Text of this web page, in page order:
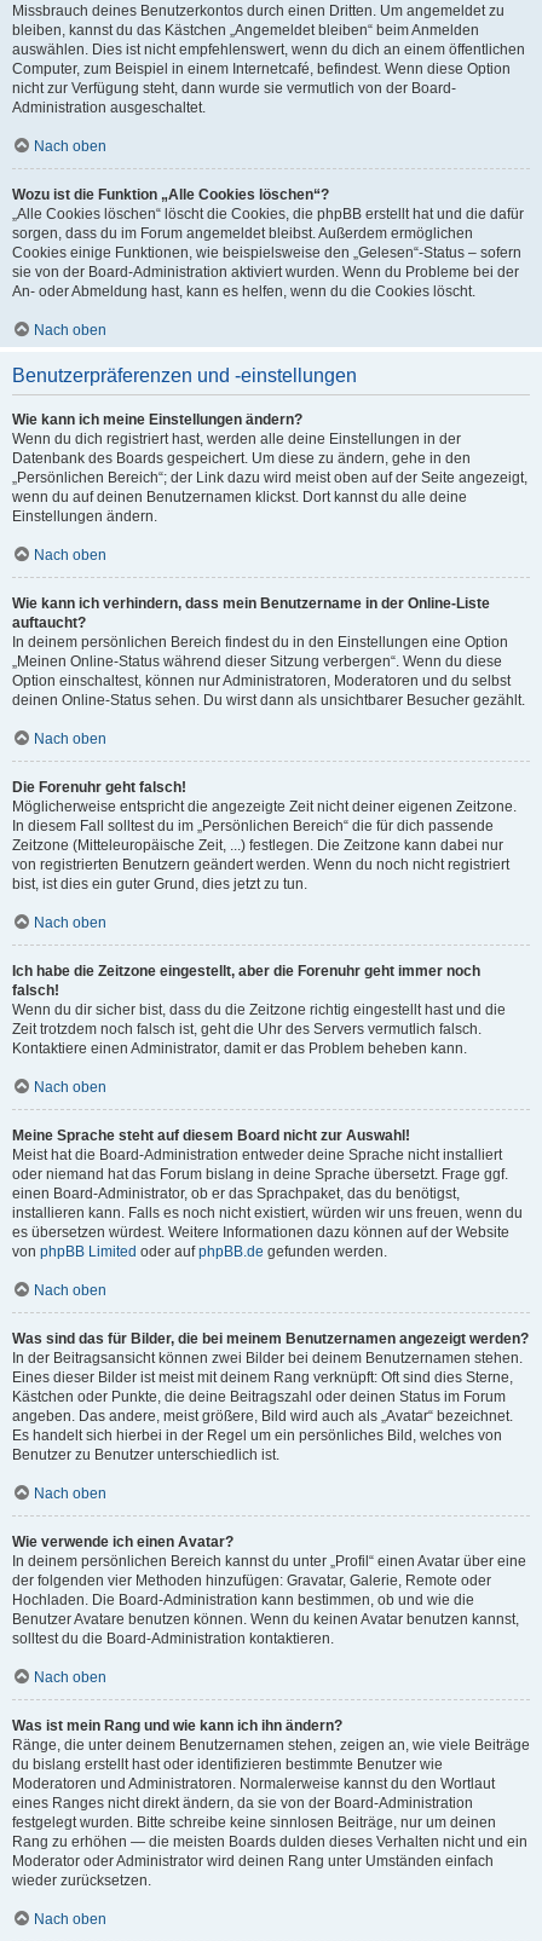
Missbrauch deines Benutzerkontos durch einen Dritten. Um angemeldet zu
bleiben, kannst du das Kästchen „Angemeldet bleiben“ beim Anmelden
auswählen. Dies ist nicht empfehlenswert, wenn du dich an einem öffentlichen
Computer, zum Beispiel in einem Internetcafé, befindest. Wenn diese Option
nicht zur Verfügung steht, dann wurde sie vermutlich von der Board-
Administration ausgeschaltet.
Nach oben
Wozu ist die Funktion „Alle Cookies löschen“?
„Alle Cookies löschen“ löscht die Cookies, die phpBB erstellt hat und die dafür
sorgen, dass du im Forum angemeldet bleibst. Außerdem ermöglichen
Cookies einige Funktionen, wie beispielsweise den „Gelesen“-Status – sofern
sie von der Board-Administration aktiviert wurden. Wenn du Probleme bei der
An- oder Abmeldung hast, kann es helfen, wenn du die Cookies löscht.
Nach oben
Benutzerpräferenzen und -einstellungen
Wie kann ich meine Einstellungen ändern?
Wenn du dich registriert hast, werden alle deine Einstellungen in der
Datenbank des Boards gespeichert. Um diese zu ändern, gehe in den
„Persönlichen Bereich“; der Link dazu wird meist oben auf der Seite angezeigt,
wenn du auf deinen Benutzernamen klickst. Dort kannst du alle deine
Einstellungen ändern.
Nach oben
Wie kann ich verhindern, dass mein Benutzername in der Online-Liste
auftaucht?
In deinem persönlichen Bereich findest du in den Einstellungen eine Option
„Meinen Online-Status während dieser Sitzung verbergen“. Wenn du diese
Option einschaltest, können nur Administratoren, Moderatoren und du selbst
deinen Online-Status sehen. Du wirst dann als unsichtbarer Besucher gezählt.
Nach oben
Die Forenuhr geht falsch!
Möglicherweise entspricht die angezeigte Zeit nicht deiner eigenen Zeitzone.
In diesem Fall solltest du im „Persönlichen Bereich“ die für dich passende
Zeitzone (Mitteleuropäische Zeit, ...) festlegen. Die Zeitzone kann dabei nur
von registrierten Benutzern geändert werden. Wenn du noch nicht registriert
bist, ist dies ein guter Grund, dies jetzt zu tun.
Nach oben
Ich habe die Zeitzone eingestellt, aber die Forenuhr geht immer noch
falsch!
Wenn du dir sicher bist, dass du die Zeitzone richtig eingestellt hast und die
Zeit trotzdem noch falsch ist, geht die Uhr des Servers vermutlich falsch.
Kontaktiere einen Administrator, damit er das Problem beheben kann.
Nach oben
Meine Sprache steht auf diesem Board nicht zur Auswahl!
Meist hat die Board-Administration entweder deine Sprache nicht installiert
oder niemand hat das Forum bislang in deine Sprache übersetzt. Frage ggf.
einen Board-Administrator, ob er das Sprachpaket, das du benötigst,
installieren kann. Falls es noch nicht existiert, würden wir uns freuen, wenn du
es übersetzen würdest. Weitere Informationen dazu können auf der Website
von phpBB Limited oder aufphpBB.de gefunden werden.
Nach oben
Was sind das für Bilder, die bei meinem Benutzernamen angezeigt werden?
In der Beitragsansicht können zwei Bilder bei deinem Benutzernamen stehen.
Eines dieser Bilder ist meist mit deinem Rang verknüpft: Oft sind dies Sterne,
Kästchen oder Punkte, die deine Beitragszahl oder deinen Status im Forum
angeben. Das andere, meist größere, Bild wird auch als „Avatar“ bezeichnet.
Es handelt sich hierbei in der Regel um ein persönliches Bild, welches von
Benutzer zu Benutzer unterschiedlich ist.
Nach oben
Wie verwende ich einen Avatar?
In deinem persönlichen Bereich kannst du unter „Profil“ einen Avatar über eine
der folgenden vier Methoden hinzufügen: Gravatar, Galerie, Remote oder
Hochladen. Die Board-Administration kann bestimmen, ob und wie die
Benutzer Avatare benutzen können. Wenn du keinen Avatar benutzen kannst,
solltest du die Board-Administration kontaktieren.
Nach oben
Was ist mein Rang und wie kann ich ihn ändern?
Ränge, die unter deinem Benutzernamen stehen, zeigen an, wie viele Beiträge
du bislang erstellt hast oder identifizieren bestimmte Benutzer wie
Moderatoren und Administratoren. Normalerweise kannst du den Wortlaut
eines Ranges nicht direkt ändern, da sie von der Board-Administration
festgelegt wurden. Bitte schreibe keine sinnlosen Beiträge, nur um deinen
Rang zu erhöhen — die meisten Boards dulden dieses Verhalten nicht und ein
Moderator oder Administrator wird deinen Rang unter Umständen einfach
wieder zurücksetzen.
Nach oben